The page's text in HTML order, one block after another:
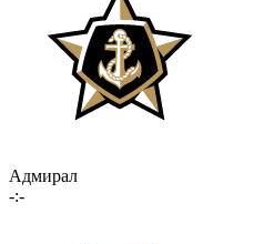
Адмирал
-:-